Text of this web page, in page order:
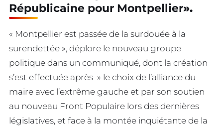
Républicaine pour Montpellier».
« Montpellier est passée de la surdouée à la
surendettée », déplore le nouveau groupe
politique dans un communiqué, dont la création
s’est effectuée après » le choix de l’alliance du
maire avec l’extrême gauche et par son soutien
au nouveau Front Populaire lors des dernières
législatives, et face à la montée inquiétante de la